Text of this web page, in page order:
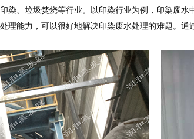
染、垃圾焚烧等行业。以印染行业为例，印染废
理能力，可以很好地解决印染废水处理的难题。